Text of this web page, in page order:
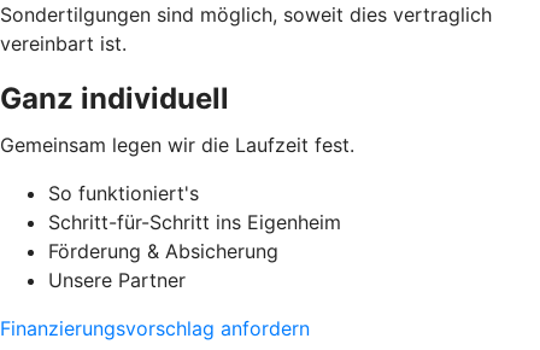
Sondertilgungen sind möglich, soweit dies vertraglich
vereinbart ist.
Ganz individuell
Gemeinsam legen wir die Laufzeit fest.
So funktioniert's
Schritt-für-Schritt ins Eigenheim
Förderung & Absicherung
Unsere Partner
Finanzierungsvorschlag anfordern